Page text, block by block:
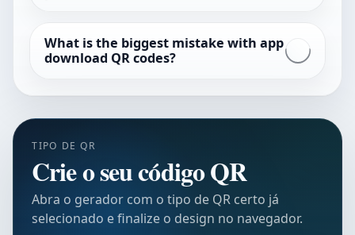
What is the biggest mistake with app
download QR codes?
TIPO DE QR
Crie o seu código QR
Abra o gerador com o tipo de QR certo já
selecionado e finalize o design no navegador.